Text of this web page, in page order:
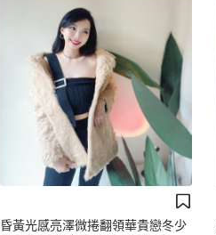
昏黃光感亮澤微捲翻領華貴戀冬少